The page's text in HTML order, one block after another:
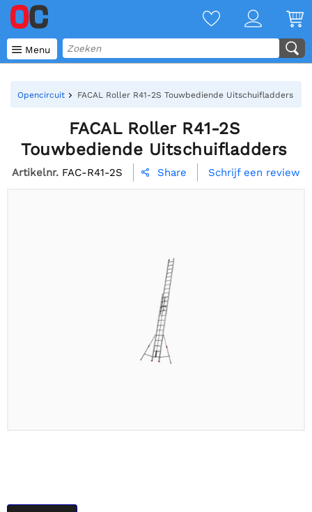
 Menu
Opencircuit FACAL Roller R41-2S Touwbediende Uitschuifladders
FACAL Roller R41-2S
Touwbediende Uitschuifladders
Artikelnr. FAC-R41-2S  Share Schrijf een review